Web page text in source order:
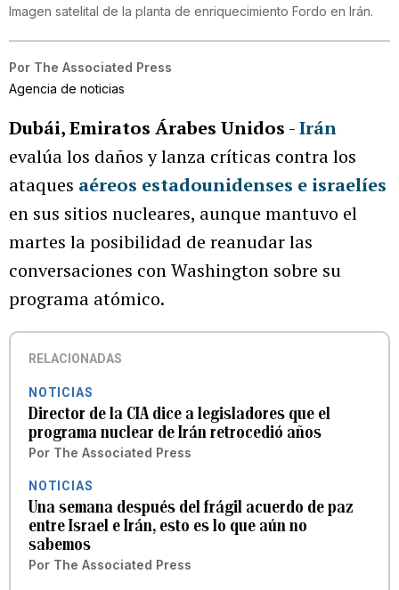
Imagen satelital de la planta de enriquecimiento Fordo en Irán.
Por The Associated Press
Agencia de noticias
Dubái, Emiratos Árabes Unidos -Irán
evalúa los daños y lanza críticas contra los
ataques aéreos estadounidenses e israelíes
en sus sitios nucleares, aunque mantuvo el
martes la posibilidad de reanudar las
conversaciones con Washington sobre su
programa atómico.
RELACIONADAS
NOTICIAS
Director de la CIA dice a legisladores que el
programa nuclear de Irán retrocedió años
Por The Associated Press
NOTICIAS
Una semana después del frágil acuerdo de paz
entre Israel e Irán, esto es lo que aún no
sabemos
Por The Associated Press